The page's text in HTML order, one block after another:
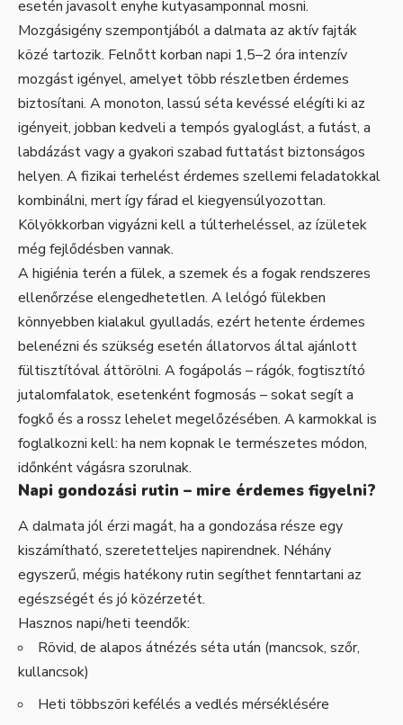
esetén javasolt enyhe kutyasamponnal mosni.
Mozgásigény szempontjából a dalmata az aktív fajták
közé tartozik. Felnőtt korban napi 1,5–2 óra intenzív
mozgást igényel, amelyet több részletben érdemes
biztosítani. A monoton, lassú séta kevéssé elégíti ki az
igényeit, jobban kedveli a tempós gyaloglást, a futást, a
labdázást vagy a gyakori szabad futtatást biztonságos
helyen. A fizikai terhelést érdemes szellemi feladatokkal
kombinálni, mert így fárad el kiegyensúlyozottan.
Kölyökkorban vigyázni kell a túlterheléssel, az ízületek
még fejlődésben vannak.
A higiénia terén a fülek, a szemek és a fogak rendszeres
ellenőrzése elengedhetetlen. A lelógó fülekben
könnyebben kialakul gyulladás, ezért hetente érdemes
belenézni és szükség esetén állatorvos által ajánlott
fültisztítóval áttörölni. A fogápolás – rágók, fogtisztító
jutalomfalatok, esetenként fogmosás – sokat segít a
fogkő és a rossz lehelet megelőzésében. A karmokkal is
foglalkozni kell: ha nem kopnak le természetes módon,
időnként vágásra szorulnak.
Napi gondozási rutin – mire érdemes figyelni?
A dalmata jól érzi magát, ha a gondozása része egy
kiszámítható, szeretetteljes napirendnek. Néhány
egyszerű, mégis hatékony rutin segíthet fenntartani az
egészségét és jó közérzetét.
Hasznos napi/heti teendők:
Rövid, de alapos átnézés séta után (mancsok, szőr,
kullancsok)
Heti többszöri kefélés a vedlés mérséklésére